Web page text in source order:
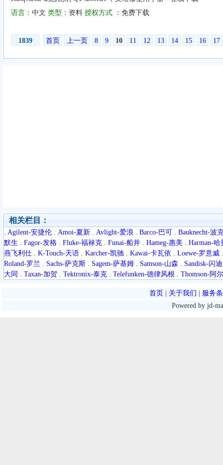
语言： 中文 类型： 资料 授权方式 ： 免费下载
1839 首页 上一页 8 9 10 11 12 13 14 15 16 17
相关栏目：
. Agilent-安捷伦 . Amoi-夏新 . Avlight-爱浪 . Barco-巴可 . Bauknecht-波
默生 . Fagor-发格 . Fluke-福禄克 . Funai-船井 . Hameg-惠美 . Harman-哈
燕飞利仕 . K-Touch-天语 . Karcher-凯驰 . Kawai-卡瓦依 . Loewe-罗意威
Roland-罗兰 . Sachs-萨克斯 . Sagem-萨基姆 . Samson-山森 . Sandisk-闪迪
大同 . Taxan-加贺 . Tektronix-泰克 . Telefunken-德律风根 . Thomson-阿
首页 关于我们
服务
Powered by jd-